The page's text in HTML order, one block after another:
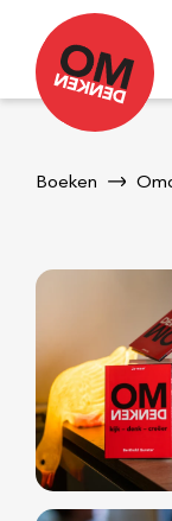
Boeken